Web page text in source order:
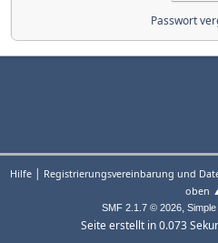
Passwort
Hilfe| Registrierungsvereinbarung und
oben
SMF 2.1.7 © 2026,
Seite erstellt in 0.073